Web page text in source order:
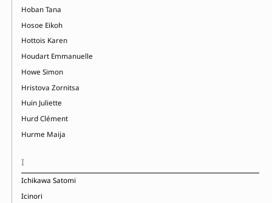
Hoban Tana
Hosoe Eikoh
Hottois Karen
Houdart Emmanuelle
Howe Simon
Hristova Zornitsa
Huin Juliette
Hurd Clément
Hurme Maija
I
Ichikawa Satomi
Icinori